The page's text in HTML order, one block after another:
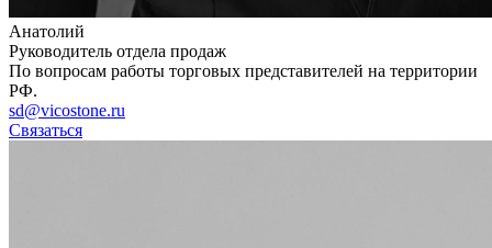
Анатолий
Руководитель отдела продаж
По вопросам работы торговых представителей на территории
РФ.
sd@vicostone.ru
Связаться